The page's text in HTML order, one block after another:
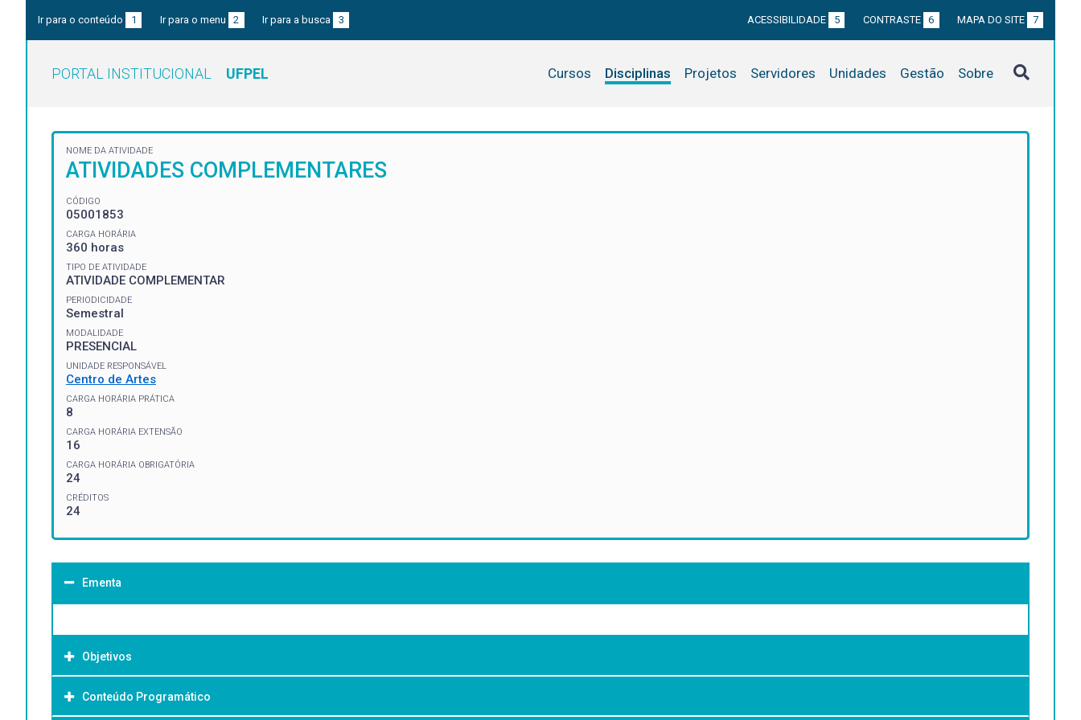
Ir para o conteúdo 1 Ir para o menu 2 Ir para a busca 3 ACESSIBILIDADE 5 CONTRASTE 6 MAPA DO SITE 7
PORTAL INSTITUCIONAL UFPEL Cursos Disciplinas Projetos Servidores Unidades Gestão Sobre
NOME DA ATIVIDADE
ATIVIDADES COMPLEMENTARES
CÓDIGO
05001853
CARGA HORÁRIA
360 horas
TIPO DE ATIVIDADE
ATIVIDADE COMPLEMENTAR
PERIODICIDADE
Semestral
MODALIDADE
PRESENCIAL
UNIDADE RESPONSÁVEL
Centro de Artes
CARGA HORÁRIA PRÁTICA
8
CARGA HORÁRIA EXTENSÃO
16
CARGA HORÁRIA OBRIGATÓRIA
24
CRÉDITOS
24
Ementa
Objetivos
Objetivo Geral:
Conteúdo Programático